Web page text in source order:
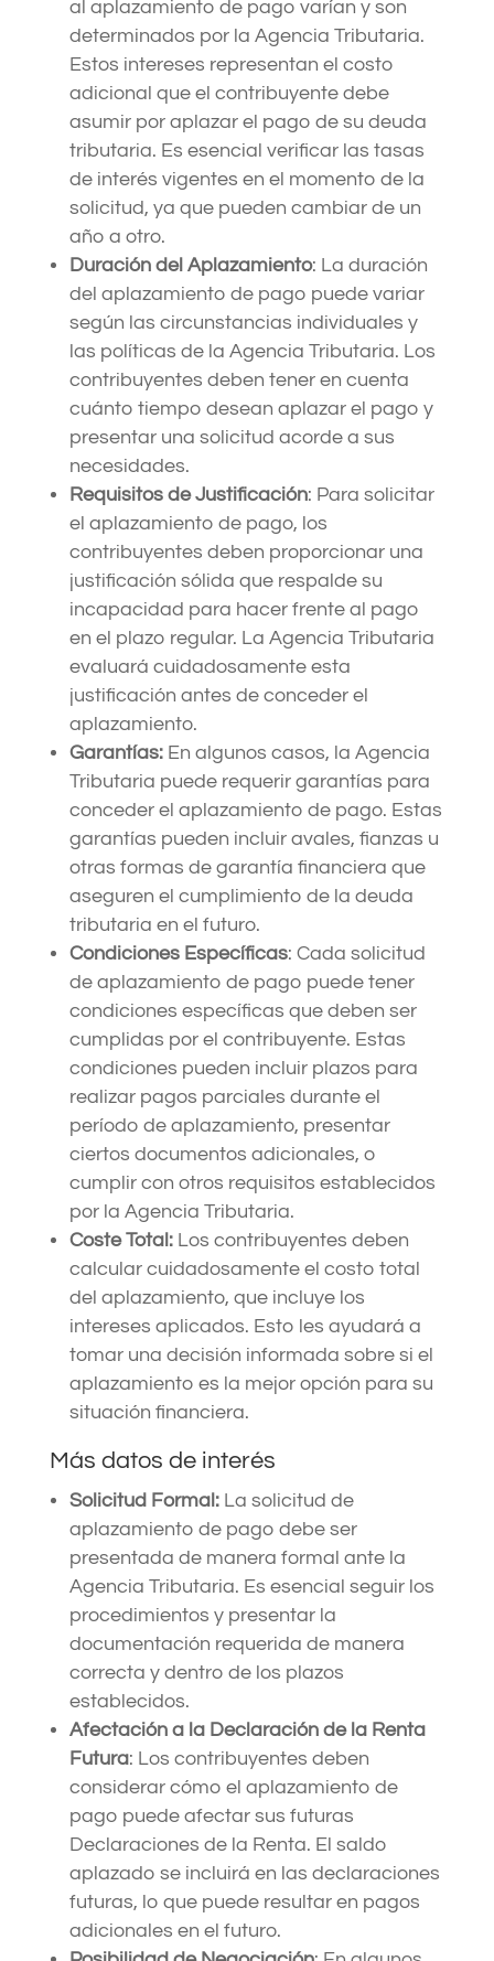
al aplazamiento de pago varían y son
determinados por la Agencia Tributaria.
Estos intereses representan el costo
adicional que el contribuyente debe
asumir por aplazar el pago de su deuda
tributaria. Es esencial verificar las tasas
de interés vigentes en el momento de la
solicitud, ya que pueden cambiar de un
año a otro.
Duración del Aplazamiento: La duración
del aplazamiento de pago puede variar
según las circunstancias individuales y
las políticas de la Agencia Tributaria. Los
contribuyentes deben tener en cuenta
cuánto tiempo desean aplazar el pago y
presentar una solicitud acorde a sus
necesidades.
Requisitos de Justificación: Para solicitar
el aplazamiento de pago, los
contribuyentes deben proporcionar una
justificación sólida que respalde su
incapacidad para hacer frente al pago
en el plazo regular. La Agencia Tributaria
evaluará cuidadosamente esta
justificación antes de conceder el
aplazamiento.
Garantías:En algunos casos, la Agencia
Tributaria puede requerir garantías para
conceder el aplazamiento de pago. Estas
garantías pueden incluir avales, fianzas u
otras formas de garantía financiera que
aseguren el cumplimiento de la deuda
tributaria en el futuro.
Condiciones Específicas: Cada solicitud
de aplazamiento de pago puede tener
condiciones específicas que deben ser
cumplidas por el contribuyente. Estas
condiciones pueden incluir plazos para
realizar pagos parciales durante el
período de aplazamiento, presentar
ciertos documentos adicionales, o
cumplir con otros requisitos establecidos
por la Agencia Tributaria.
Coste Total:Los contribuyentes deben
calcular cuidadosamente el costo total
del aplazamiento, que incluye los
intereses aplicados. Esto les ayudará a
tomar una decisión informada sobre si el
aplazamiento es la mejor opción para su
situación financiera.
Más datos de interés
Solicitud Formal:La solicitud de
aplazamiento de pago debe ser
presentada de manera formal ante la
Agencia Tributaria. Es esencial seguir los
procedimientos y presentar la
documentación requerida de manera
correcta y dentro de los plazos
establecidos.
Afectación a la Declaración de la Renta
Futura: Los contribuyentes deben
considerar cómo el aplazamiento de
pago puede afectar sus futuras
Declaraciones de la Renta. El saldo
aplazado se incluirá en las declaraciones
futuras, lo que puede resultar en pagos
adicionales en el futuro.